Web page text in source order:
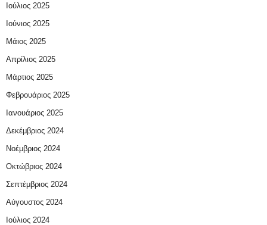
Ιούλιος 2025
Ιούνιος 2025
Μάιος 2025
Απρίλιος 2025
Μάρτιος 2025
Φεβρουάριος 2025
Ιανουάριος 2025
Δεκέμβριος 2024
Νοέμβριος 2024
Οκτώβριος 2024
Σεπτέμβριος 2024
Αύγουστος 2024
Ιούλιος 2024